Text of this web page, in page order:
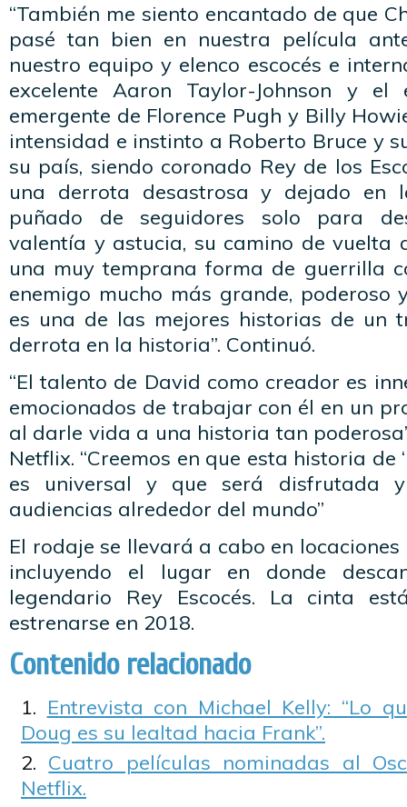
“También me siento encantado de que
pasé tan bien en nuestra película
nuestro equipo y elenco escocés e
excelente Aaron Taylor-Johnson y el
emergente de Florence Pugh y Billy
intensidad e instinto a Roberto Bruce y
su país, siendo coronado Rey de los
una derrota desastrosa y dejado en
puñado de seguidores solo para
valentía y astucia, su camino de vuelta
una muy temprana forma de guerrilla
enemigo mucho más grande, poderoso
es una de las mejores historias de un
derrota en la historia”. Continuó.
“El talento de David como creador es
emocionados de trabajar con él en un
al darle vida a una historia tan
Netflix. “Creemos en que esta historia de
es universal y que será disfrutada
audiencias alrededor del mundo”
El rodaje se llevará a cabo en locaciones
incluyendo el lugar en donde
legendario Rey Escocés. La cinta
estrenarse en 2018.
Contenido relacionado
Entrevista con Michael Kelly: “Lo
Doug es su lealtad hacia Frank”.
Cuatro películas nominadas al
Netflix.